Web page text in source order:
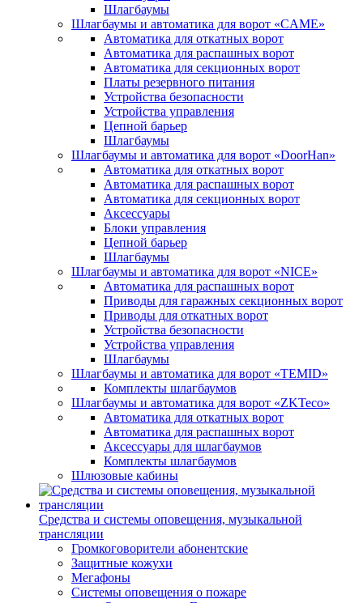
Шлагбаумы
Шлагбаумы и автоматика для ворот «CAME»
Автоматика для откатных ворот
Автоматика для распашных ворот
Автоматика для секционных ворот
Платы резервного питания
Устройства безопасности
Устройства управления
Цепной барьер
Шлагбаумы
Шлагбаумы и автоматика для ворот «DoorHan»
Автоматика для откатных ворот
Автоматика для распашных ворот
Автоматика для секционных ворот
Аксессуары
Блоки управления
Цепной барьер
Шлагбаумы
Шлагбаумы и автоматика для ворот «NICE»
Автоматика для распашных ворот
Приводы для гаражных секционных ворот
Приводы для откатных ворот
Устройства безопасности
Устройства управления
Шлагбаумы
Шлагбаумы и автоматика для ворот «TEMID»
Комплекты шлагбаумов
Шлагбаумы и автоматика для ворот «ZKTeco»
Автоматика для откатных ворот
Автоматика для распашных ворот
Аксессуары для шлагбаумов
Комплекты шлагбаумов
Шлюзовые кабины
Средства и системы оповещения, музыкальной
трансляции
Громкоговорители абонентские
Защитные кожухи
Мегафоны
Системы оповещения о пожаре